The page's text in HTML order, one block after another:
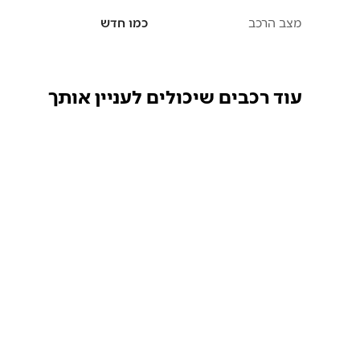
מצב הרכב כמו חדש
עוד רכבים שיכולים לעניין אותך